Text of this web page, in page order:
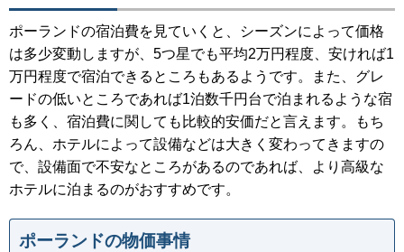
ポーランドの宿泊費を見ていくと、シーズンによって価格
は多少変動しますが、5つ星でも平均2万円程度、安ければ1
万円程度で宿泊できるところもあるようです。また、グレ
ードの低いところであれば1泊数千円台で泊まれるような宿
も多く、宿泊費に関しても比較的安価だと言えます。もち
ろん、ホテルによって設備などは大きく変わってきますの
で、設備面で不安なところがあるのであれば、より高級な
ホテルに泊まるのがおすすめです。
ポーランドの物価事情